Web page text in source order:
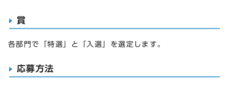
賞
各部門で「特選」と「入選」を選定します。
応募方法